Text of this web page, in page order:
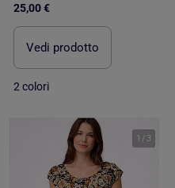
25,00 €
Vedi prodotto
2 colori
1 / 3